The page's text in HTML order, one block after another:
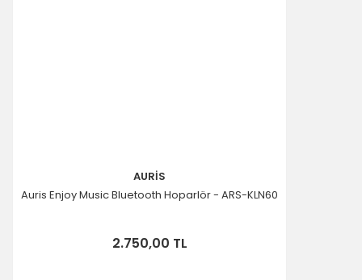
AURİS
Auris Enjoy Music Bluetooth Hoparlör - ARS-KLN60
2.750,00 TL